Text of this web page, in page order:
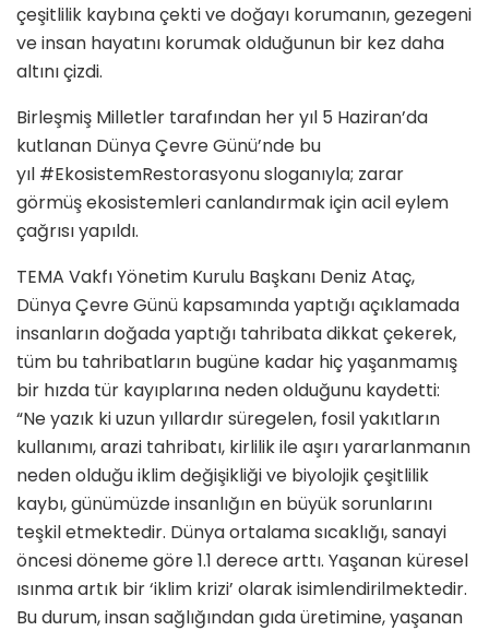
çeşitlilik kaybına çekti ve doğayı korumanın, gezegeni
ve insan hayatını korumak olduğunun bir kez daha
altını çizdi.
Birleşmiş Milletler tarafından her yıl 5 Haziran’da
kutlanan Dünya Çevre Günü’nde bu
yıl #EkosistemRestorasyonu sloganıyla; zarar
görmüş ekosistemleri canlandırmak için acil eylem
çağrısı yapıldı.
TEMA Vakfı Yönetim Kurulu Başkanı Deniz Ataç,
Dünya Çevre Günü kapsamında yaptığı açıklamada
insanların doğada yaptığı tahribata dikkat çekerek,
tüm bu tahribatların bugüne kadar hiç yaşanmamış
bir hızda tür kayıplarına neden olduğunu kaydetti:
“Ne yazık ki uzun yıllardır süregelen, fosil yakıtların
kullanımı, arazi tahribatı, kirlilik ile aşırı yararlanmanın
neden olduğu iklim değişikliği ve biyolojik çeşitlilik
kaybı, günümüzde insanlığın en büyük sorunlarını
teşkil etmektedir. Dünya ortalama sıcaklığı, sanayi
öncesi döneme göre 1.1 derece arttı. Yaşanan küresel
ısınma artık bir ‘iklim krizi’ olarak isimlendirilmektedir.
Bu durum, insan sağlığından gıda üretimine, yaşanan